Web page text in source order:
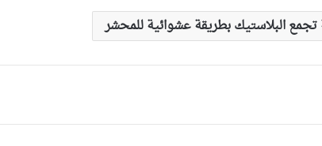
البلاستيك بطريقة عشوائية للمحشر
دوران “الباهية”
الوضع البيئي وينهي مهام
وهران: مديرية الشؤون الدينية